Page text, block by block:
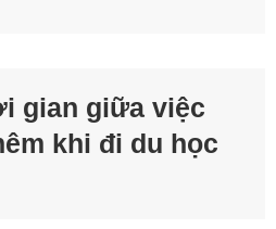
gian giữa việc
khi đi du học